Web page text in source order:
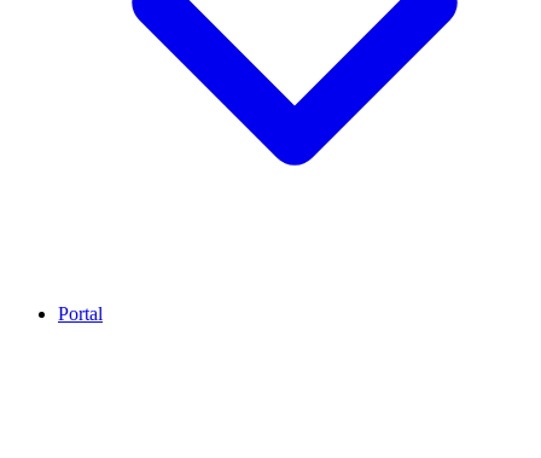
Portal